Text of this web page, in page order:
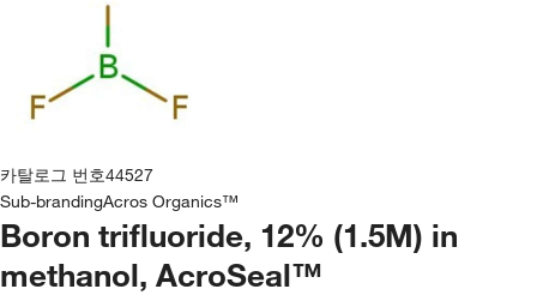
카탈로그 번호44527
Sub-brandingAcros Organics™
Boron trifluoride, 12% (1.5M) in
methanol, AcroSeal™